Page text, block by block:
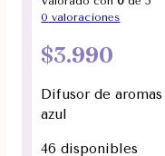
0 valoraciones
$3.990
Difusor de
azul
46 disponibles